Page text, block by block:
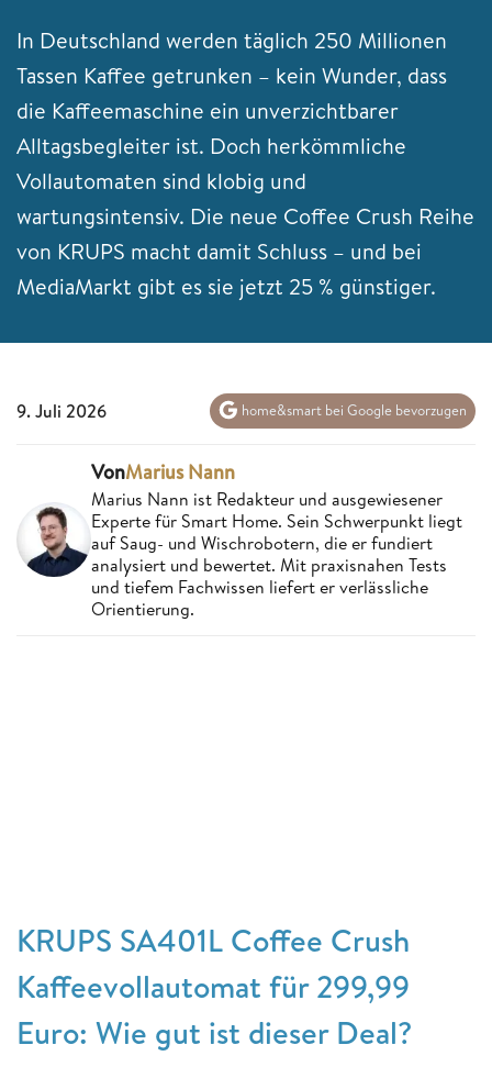
In Deutschland werden täglich 250 Millionen
Tassen Kaffee getrunken – kein Wunder, dass
die Kaffeemaschine ein unverzichtbarer
Alltagsbegleiter ist. Doch herkömmliche
Vollautomaten sind klobig und
wartungsintensiv. Die neue Coffee Crush Reihe
von KRUPS macht damit Schluss – und bei
MediaMarkt gibt es sie jetzt 25 % günstiger.
9. Juli 2026 home&smart bei Google bevorzugen
VonMarius Nann
Marius Nann ist Redakteur und ausgewiesener
Experte für Smart Home. Sein Schwerpunkt liegt
auf Saug- und Wischrobotern, die er fundiert
analysiert und bewertet. Mit praxisnahen Tests
und tiefem Fachwissen liefert er verlässliche
Orientierung.
KRUPS SA401L Coffee Crush
Kaffeevollautomat für 299,99
Euro: Wie gut ist dieser Deal?